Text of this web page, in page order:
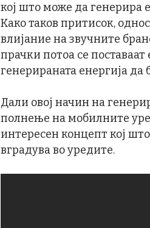
кој што може да генерира
Како таков притисок,
влијание на звучните
прачки потоа се
генерираната енергија да
Дали овој начин на
полнење на мобилните
интересен концепт кој
вградува во уредите.